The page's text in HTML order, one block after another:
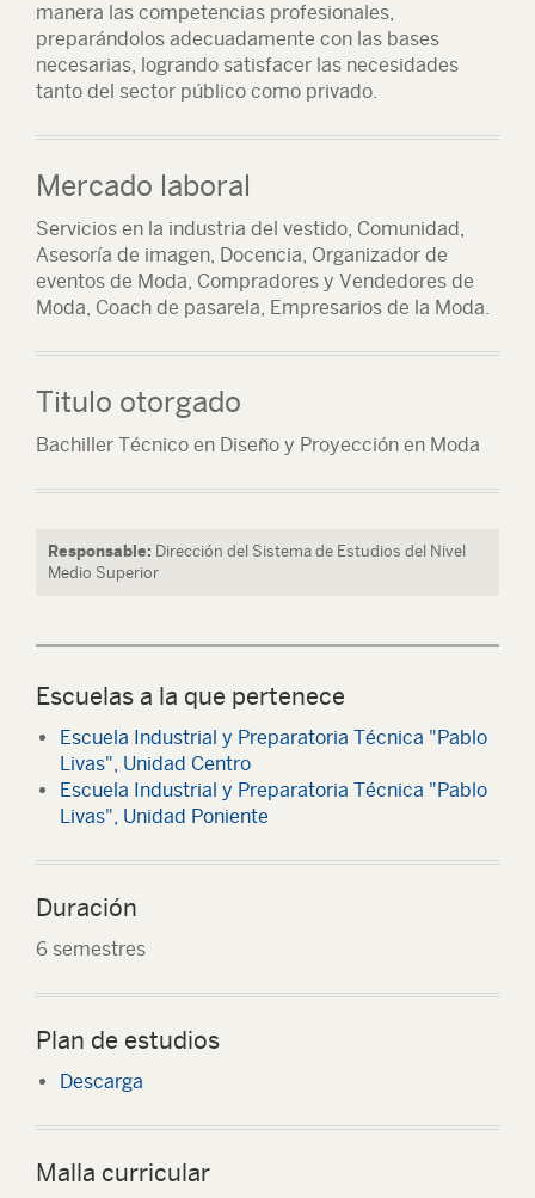
manera las competencias profesionales,
preparándolos adecuadamente con las bases
necesarias, logrando satisfacer las necesidades
tanto del sector público como privado.
Mercado laboral
Servicios en la industria del vestido, Comunidad,
Asesoría de imagen, Docencia, Organizador de
eventos de Moda, Compradores y Vendedores de
Moda, Coach de pasarela, Empresarios de la Moda.
Titulo otorgado
Bachiller Técnico en Diseño y Proyección en Moda
Responsable: Dirección del Sistema de Estudios del Nivel
Medio Superior
Escuelas a la que pertenece
Escuela Industrial y Preparatoria Técnica "Pablo
Livas", Unidad Centro
Escuela Industrial y Preparatoria Técnica "Pablo
Livas", Unidad Poniente
Duración
6 semestres
Plan de estudios
Descarga
Malla curricular